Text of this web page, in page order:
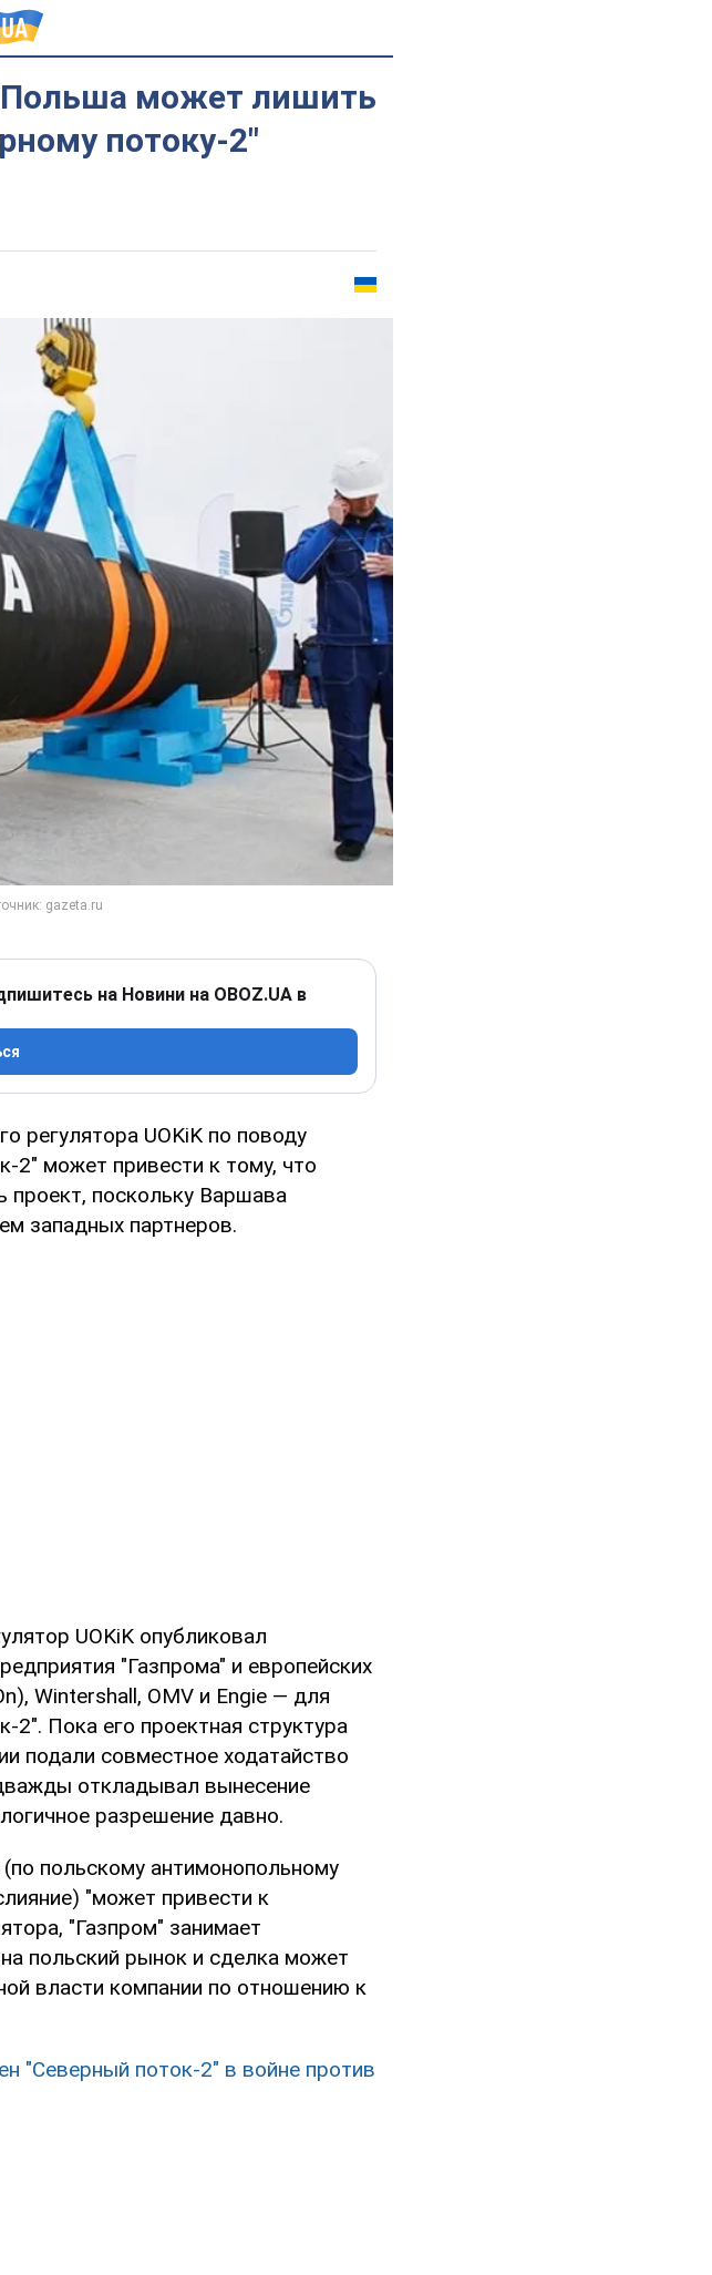
Польша может лишить
потоку-2"
на Новини на OBOZ.UA в
регулятора UOKiK по поводу
2" может привести к тому, что
проект, поскольку Варшава
западных партнеров.
UOKiK опубликовал
"Газпрома" и европейских
Wintershall, OMV и Engie — для
2". Пока его проектная структура
подали совместное ходатайство
откладывал вынесение
разрешение давно.
польскому антимонопольному
"может привести к
"Газпром" занимает
польский рынок и сделка может
власти компании по отношению к
"Северный поток-2" в войне против